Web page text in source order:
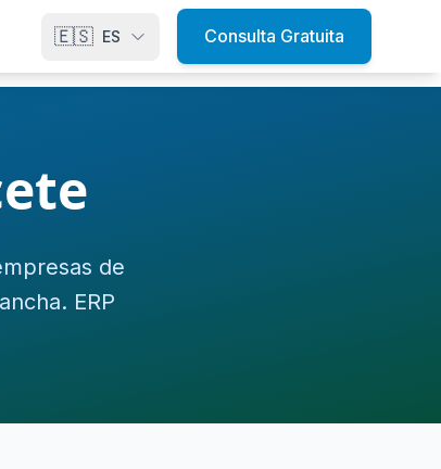
🇪🇸 ES Consulta Gratuita
de
ERP